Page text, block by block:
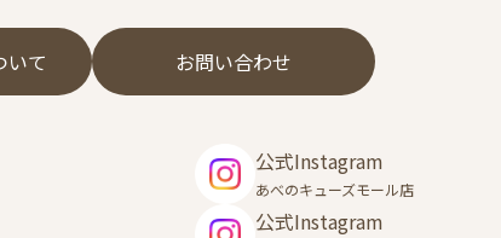
いて お問い合わせ
公式Instagram
あべのキューズモール店
公式Instagram